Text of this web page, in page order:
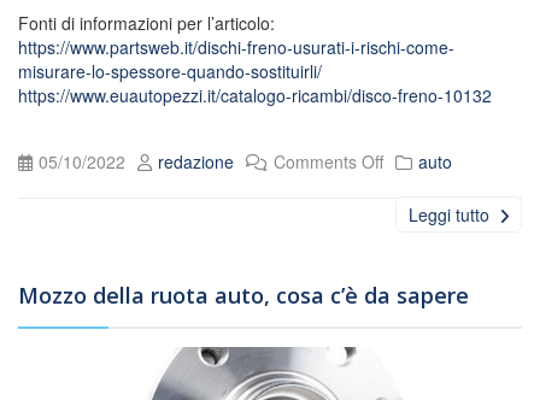
Fonti di informazioni per l’articolo:
https://www.partsweb.it/dischi-freno-usurati-i-rischi-come-
misurare-lo-spessore-quando-sostituirli/
https://www.euautopezzi.it/catalogo-ricambi/disco-freno-10132
05/10/2022 redazione Comments Off auto
Leggi tutto
Mozzo della ruota auto, cosa c’è da sapere